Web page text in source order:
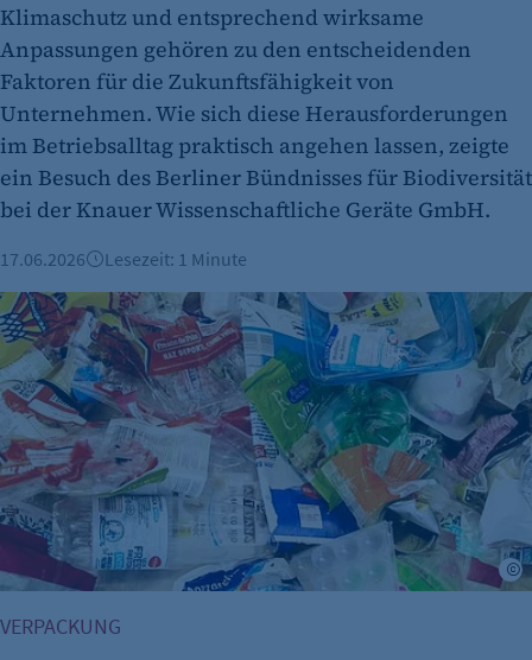
Anbieter:
etracker GmbH
Zweck:
Es erlaubt eTracker Cookies zu setzen.
Cookie Laufzeit:
480 Tage
etracker Analytics
Name:
isSdEnabled
Anbieter:
etracker GmbH
Zweck:
Erkennung, ob bei dem Besucher die
Scrolltiefe gemessen wird.
Cookie Laufzeit:
24 Std.
Klimaschutz und entsprechend wirksame
Anpassungen gehören zu den entscheidenden
Faktoren für die Zukunftsfähigkeit von
Unternehmen. Wie sich diese Herausforderungen
im Betriebsalltag praktisch angehen lassen, zeigte
ein Besuch des Berliner Bündnisses für Biodiversität
bei der Knauer Wissenschaftliche Geräte GmbH.
17.06.2026 Lesezeit: 1 Minute
EU-Vorgaben: Bundestag beschließt strengere Regeln für
VERPACKUNG